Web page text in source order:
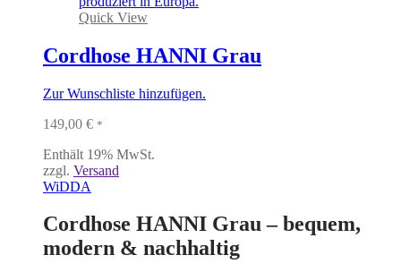
Quick View
Cordhose HANNI Grau
Zur Wunschliste hinzufügen.
149,00 € *
Enthält 19% MwSt.
zzgl. Versand
WiDDA
Cordhose HANNI Grau – bequem,
modern & nachhaltig